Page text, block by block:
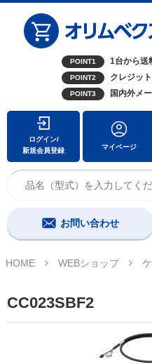
POINT1 1台から送
POINT2 クレジッ
POINT3 国内外メ
ログイン/
新規会員登録
マイページ
お問い合わせ
HOME WEBショップ
CC023SBF2